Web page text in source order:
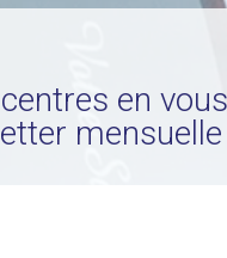
en
mensuelle